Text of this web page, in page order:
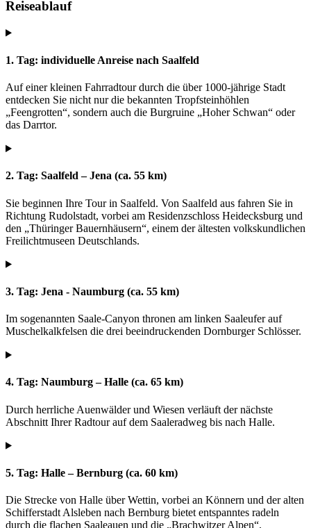
Reiseablauf
1. Tag: individuelle Anreise nach Saalfeld
Auf einer kleinen Fahrradtour durch die über 1000-jährige Stadt
entdecken Sie nicht nur die bekannten Tropfsteinhöhlen
„Feengrotten“, sondern auch die Burgruine „Hoher Schwan“ oder
das Darrtor.
2. Tag: Saalfeld – Jena (ca. 55 km)
Sie beginnen Ihre Tour in Saalfeld. Von Saalfeld aus fahren Sie in
Richtung Rudolstadt, vorbei am Residenzschloss Heidecksburg und
den „Thüringer Bauernhäusern“, einem der ältesten volkskundlichen
Freilichtmuseen Deutschlands.
3. Tag: Jena - Naumburg (ca. 55 km)
Im sogenannten Saale-Canyon thronen am linken Saaleufer auf
Muschelkalkfelsen die drei beeindruckenden Dornburger Schlösser.
4. Tag: Naumburg – Halle (ca. 65 km)
Durch herrliche Auenwälder und Wiesen verläuft der nächste
Abschnitt Ihrer Radtour auf dem Saaleradweg bis nach Halle.
5. Tag: Halle – Bernburg (ca. 60 km)
Die Strecke von Halle über Wettin, vorbei an Könnern und der alten
Schifferstadt Alsleben nach Bernburg bietet entspanntes radeln
durch die flachen Saaleauen und die „Brachwitzer Alpen“.